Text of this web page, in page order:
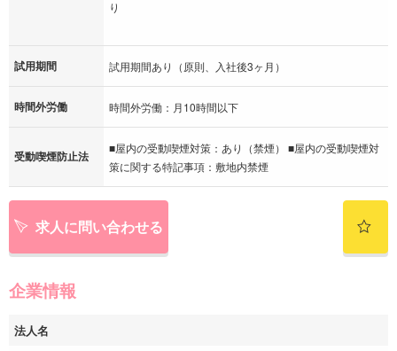
り
試用期間 試用期間あり（原則、入社後3ヶ月）
時間外労働 時間外労働：月10時間以下
受動喫煙防止法
■屋内の受動喫煙対策：あり（禁煙） ■屋内の受動喫煙対
策に関する特記事項：敷地内禁煙
求人に問い合わせる
企業情報
法人名